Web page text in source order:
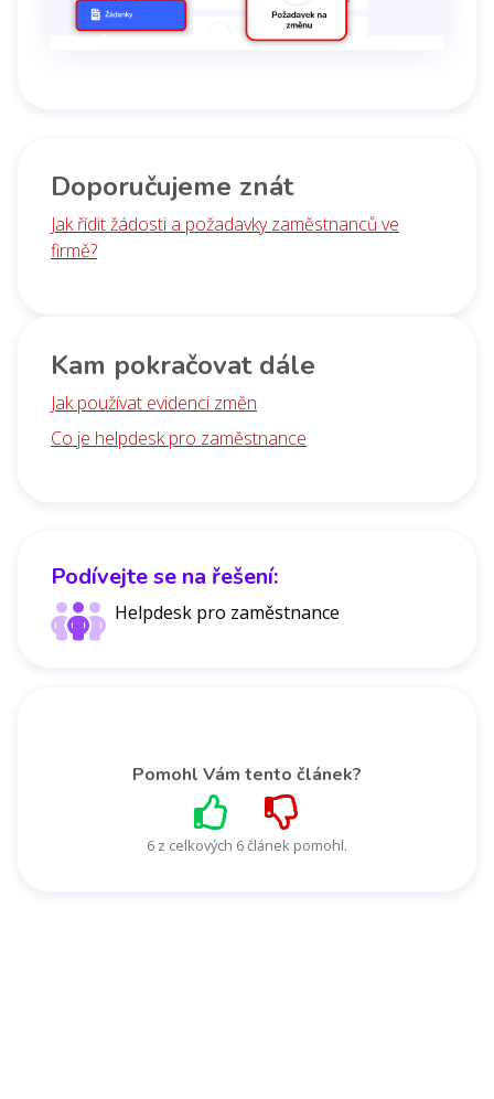
Podívejte se na řešení:
Helpdesk pro zaměstnance
Pomohl Vám tento článek?
6 z celkových 6 článek pomohl.
Doporučujeme znát
Jak řídit žádosti a požadavky zaměstnanců ve
firmě?
Kam pokračovat dále
Jak používat evidenci změn
Co je helpdesk pro zaměstnance